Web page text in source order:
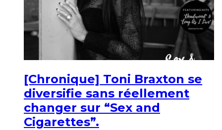
[Chronique] Toni Braxton se
diversifie sans réellement
changer sur “Sex and
Cigarettes”.